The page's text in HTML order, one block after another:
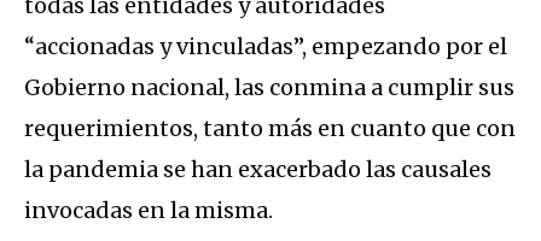
todas las entidades y autoridades
“accionadas y vinculadas”, empezando por el
Gobierno nacional, las conmina a cumplir sus
requerimientos, tanto más en cuanto que con
la pandemia se han exacerbado las causales
invocadas en la misma.